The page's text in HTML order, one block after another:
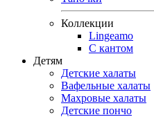
Коллекции
Lingeamo
С кантом
Детям
Детские халаты
Вафельные халаты
Махровые халаты
Детские пончо